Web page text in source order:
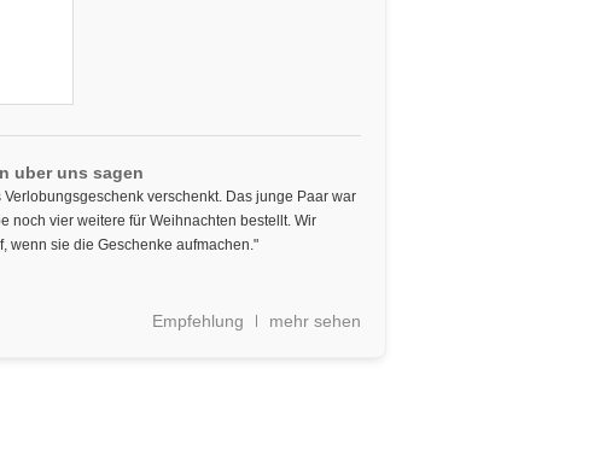
uber uns sagen
verschenkt. Das junge Paar war
noch vier weitere für Weihnachten bestellt. Wir
wenn sie die Geschenke aufmachen."
Empfehlung mehr sehen